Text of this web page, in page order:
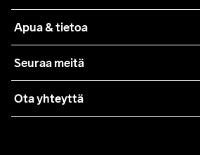
Yhteistyöt
Lehdistö
Apua & tietoa
Käyttöehdot
Asiakaspalvelu
Seuraa meitä
Ota yhteyttä